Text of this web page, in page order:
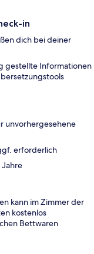
in
dich bei deiner
gestellte Informationen
unvorhergesehene
erforderlich
kann im Zimmer der
kostenlos
Bettwaren